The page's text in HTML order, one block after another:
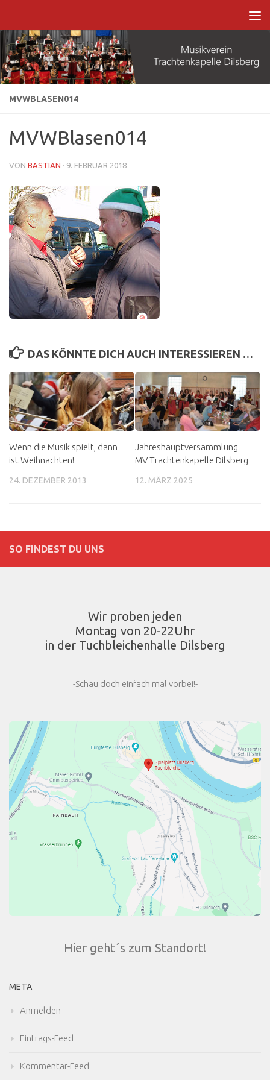
MVWBLASEN014
MVWBlasen014
VON BASTIAN · 9. FEBRUAR 2018
DAS KÖNNTE DICH AUCH INTERESSIEREN …
Wenn die Musik spielt, dann
ist Weihnachten!
24. DEZEMBER 2013
Jahreshauptversammlung
MV Trachtenkapelle Dilsberg
12. MÄRZ 2025
SO FINDEST DU UNS
Wir proben jeden
Montag von 20-22Uhr
in der Tuchbleichenhalle Dilsberg
-Schau doch einfach mal vorbei!-
Hier geht´s zum Standort!
META
Anmelden
Eintrags-Feed
Kommentar-Feed